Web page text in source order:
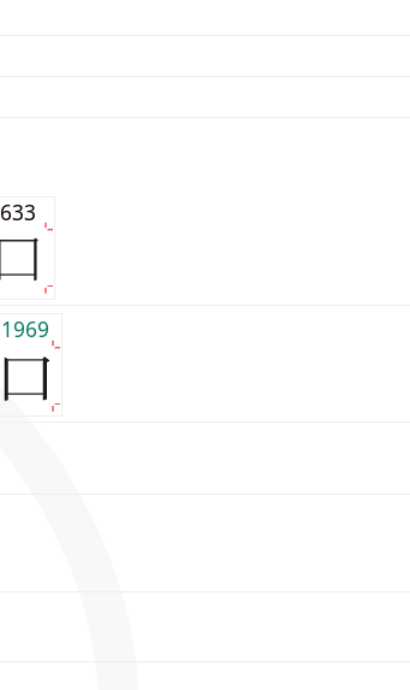
633
1969